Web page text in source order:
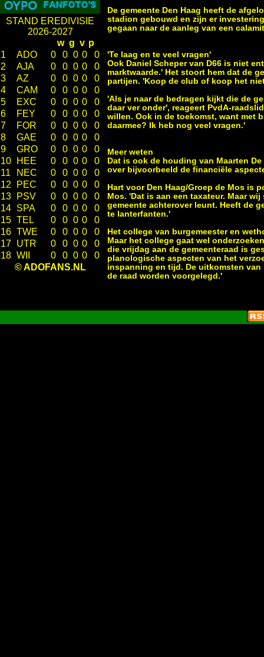
STAND EREDIVISIE
2026-2027
w g v p
1
ADO 0 0 0 0
0
2
AJA 0 0 0 0
0
3
AZ 0 0 0 0
0
4
CAM 0 0 0 0
0
5
EXC 0 0 0 0
0
6
FEY 0 0 0 0
0
7
FOR 0 0 0 0
0
8
GAE 0 0 0 0
0
9
GRO 0 0 0 0
0
10
HEE 0 0 0 0
0
11
NEC 0 0 0 0
0
12
PEC 0 0 0 0
0
13
PSV 0 0 0 0
0
14 SPA 0 0 0 0
0
15 TEL 0 0 0 0
0
16 TWE 0 0 0 0
0
17 UTR 0 0 0 0
0
18 WII 0 0 0 0
0
© ADOFANS.NL
De gemeente Den Haag heeft de
stadion gebouwd en zijn er
gegaan naar de aanleg van een
'Te laag en te veel vragen'
Ook Daniel Scheper van D66 is niet
marktwaarde.' Het stoort hem dat de
partijen. 'Koop de club of koop het
'Als je naar de bedragen kijkt die de
daar ver onder', reageert PvdA-
willen. Ook in de toekomst, want met
daarmee? Ik heb nog veel vragen.'
Meer weten
Dat is ook de houding van Maarten
over bijvoorbeeld de financiële
Hart voor Den Haag/Groep de Mos is
Mos. 'Dat is aan een taxateur. Maar
gemeente achterover leunt. Heeft de
te lanterfanten.'
Het college van burgemeester en
Maar het college gaat wel
die vrijdag aan de gemeenteraad is
planologische aspecten van het
inspanning en tijd. De uitkomsten
de raad worden voorgelegd.'